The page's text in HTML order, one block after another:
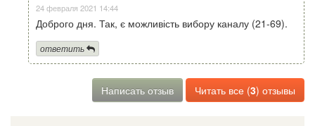
24 февраля 2021 14:44
Доброго дня. Так, є можливість вибору каналу (21-69).
ответить
Написать отзыв Читать все (3) отзывы